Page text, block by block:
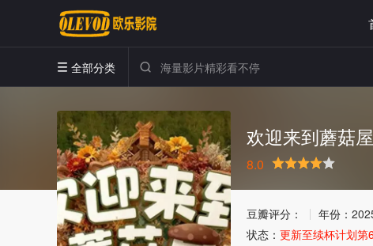
 全部分类 
欢迎来到蘑菇
8.0
很差较差
还行 推荐力荐
豆瓣评分： 年份：
状态： 更新至续杯计划第